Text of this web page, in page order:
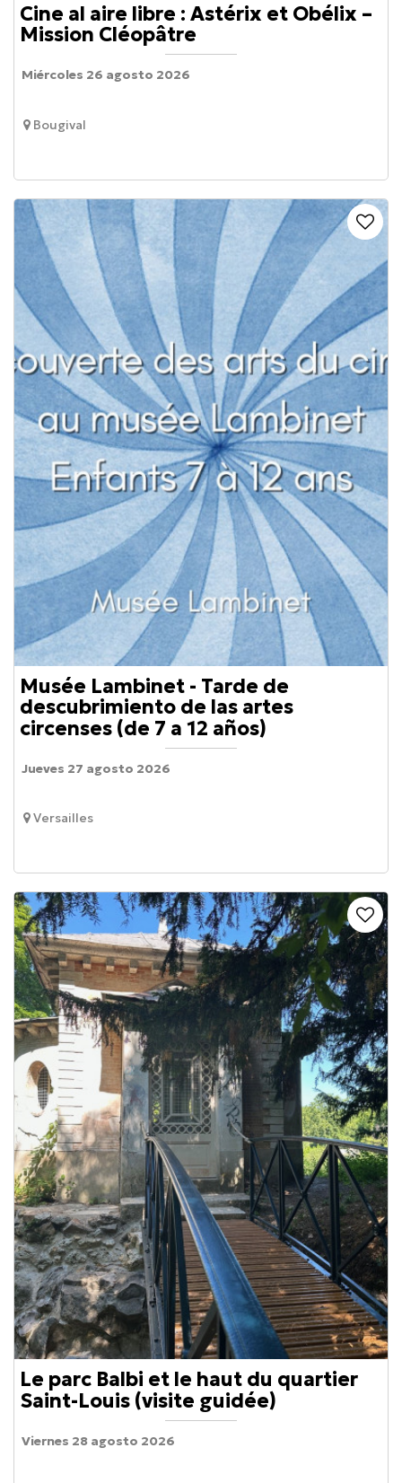
Cine al aire libre : Astérix et Obélix –
Mission Cléopâtre
Bougival
Miércoles 26 agosto 2026
Musée Lambinet - Tarde de
descubrimiento de las artes
circenses (de 7 a 12 años)
Versailles
Jueves 27 agosto 2026
Le parc Balbi et le haut du quartier
Saint-Louis (visite guidée)
Viernes 28 agosto 2026